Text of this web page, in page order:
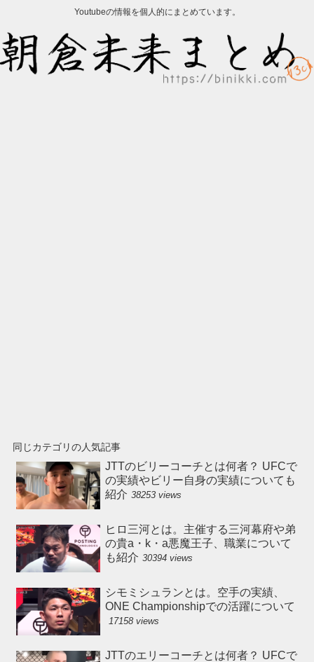
Youtubeの情報を個人的にまとめています。
同じカテゴリの人気記事
JTTのビリーコーチとは何者？ UFCで
の実績やビリー自身の実績についても
紹介 38253 views
ヒロ三河とは。主催する三河幕府や弟
の貴a・k・a悪魔王子、職業について
も紹介 30394 views
シモミシュランとは。空手の実績、
ONE Championshipでの活躍について
17158 views
JTTのエリーコーチとは何者？ UFCで